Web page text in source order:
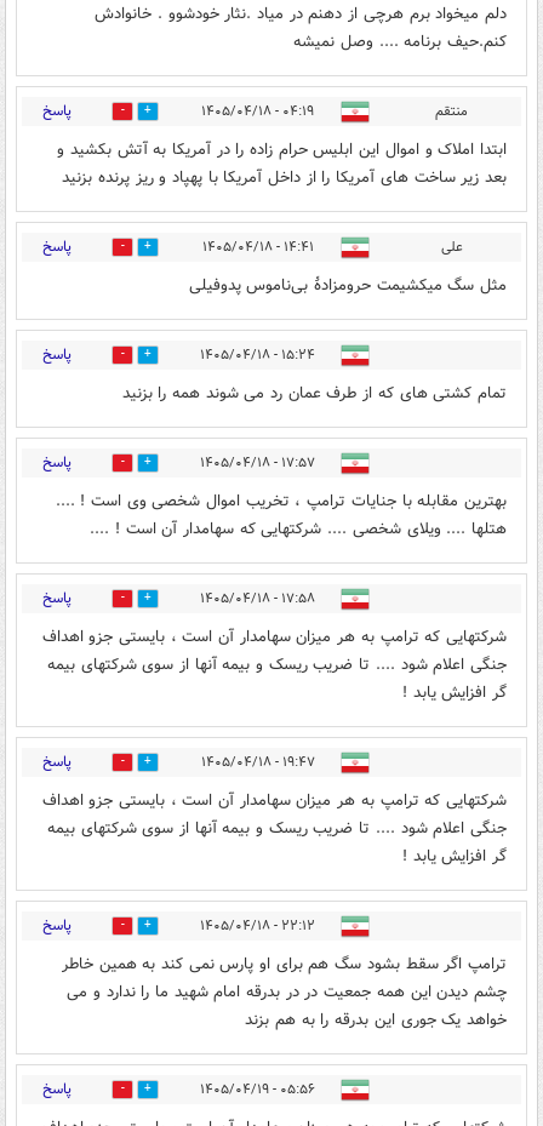
دلم میخواد برم هرچی از دهنم در میاد .نثار خودشوو . خانوادش
کنم.حیف برنامه .... وصل نمیشه
منتقم ۰۴:۱۹ - ۱۴۰۵/۰۴/۱۸ 7 پاسخ
ابتدا املاک و اموال این ابلیس حرام زاده را در آمریکا به آتش بکشید و
بعد زیر ساخت های آمریکا را از داخل آمریکا با پهپاد و ریز پرنده بزنید
علی ۱۴:۴۱ - ۱۴۰۵/۰۴/۱۸ 0 پاسخ
مثل سگ میکشیمت حرومزادۀ بی‌ناموس پدوفیلی
۱۵:۲۴ - ۱۴۰۵/۰۴/۱۸ 0 پاسخ
تمام کشتی های که از طرف عمان رد می شوند همه را بزنید
۱۷:۵۷ - ۱۴۰۵/۰۴/۱۸ 0 پاسخ
بهترین مقابله با جنایات ترامپ ، تخریب اموال شخصی وی است ! ....
هتلها .... ویلای شخصی .... شرکتهایی که سهامدار آن است ! ....
۱۷:۵۸ - ۱۴۰۵/۰۴/۱۸ 0 پاسخ
شرکتهایی که ترامپ به هر میزان سهامدار آن است ، بایستی جزو اهداف
جنگی اعلام شود .... تا ضریب ریسک و بیمه آنها از سوی شرکتهای بیمه
گر افزایش یابد !
۱۹:۴۷ - ۱۴۰۵/۰۴/۱۸ 0 پاسخ
شرکتهایی که ترامپ به هر میزان سهامدار آن است ، بایستی جزو اهداف
جنگی اعلام شود .... تا ضریب ریسک و بیمه آنها از سوی شرکتهای بیمه
گر افزایش یابد !
۲۲:۱۲ - ۱۴۰۵/۰۴/۱۸ 0 پاسخ
ترامپ اگر سقط بشود سگ هم برای او پارس نمی کند به همین خاطر
چشم دیدن این همه جمعیت در در بدرقه امام شهید ما را ندارد و می
خواهد یک جوری این بدرقه را به هم بزند
۰۵:۵۶ - ۱۴۰۵/۰۴/۱۹ 0 پاسخ